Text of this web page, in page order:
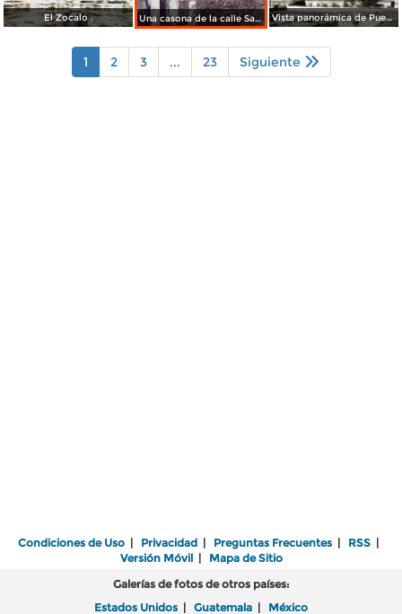
El Zocalo . Una casona de la calle Santa Ines # 5 ( Fechada el 5 de Mayo de 1892 ). Vista panorámica de Puebla, con volcanes Popocatépetl (izq.) e Iztaccíhuatl (der.)
1 2 3 ... 23 Siguiente
Condiciones de Uso | Privacidad | Preguntas Frecuentes | RSS |
Versión Móvil| Mapa de Sitio
Galerías de fotos de otros países:
Estados Unidos | Guatemala | México